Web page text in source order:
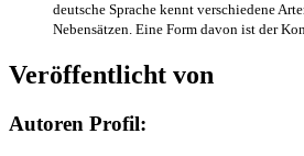
deutsche Sprache kennt verschiedene
Nebensätzen. Eine Form davon ist der
Veröffentlicht von
Autoren Profil: